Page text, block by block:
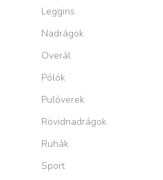
Leggins
Nadrágok
Overál
Pólók
Pulóverek
Rövidnadrágok
Ruhák
Sport